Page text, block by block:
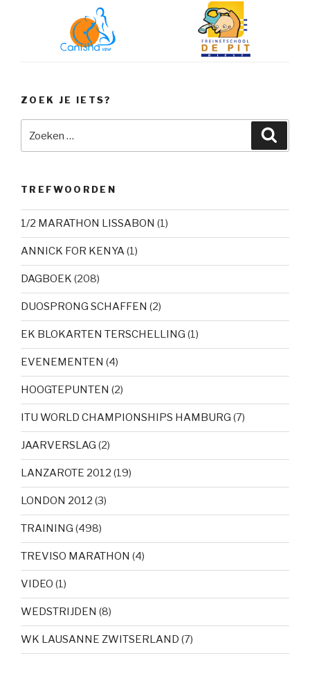
ZOEK JE IETS?
TREFWOORDEN
1/2 MARATHON LISSABON (1)
ANNICK FOR KENYA(1)
DAGBOEK (208)
DUOSPRONG SCHAFFEN (2)
EK BLOKARTEN TERSCHELLING (1)
EVENEMENTEN (4)
HOOGTEPUNTEN (2)
ITU WORLD CHAMPIONSHIPS HAMBURG (7)
JAARVERSLAG (2)
LANZAROTE 2012 (19)
LONDON 2012 (3)
TRAINING (498)
TREVISO MARATHON (4)
VIDEO (1)
WEDSTRIJDEN (8)
WK LAUSANNE ZWITSERLAND (7)